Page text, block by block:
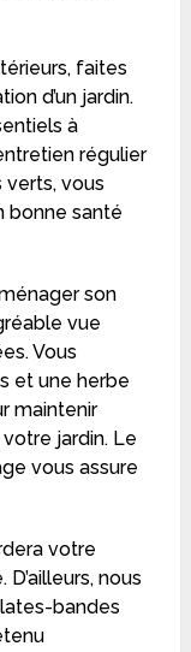
faites
d’un jardin.
à
régulier
vous
bonne santé
son
vue
Vous
et une herbe
maintenir
jardin. Le
vous assure
votre
nous
bandes